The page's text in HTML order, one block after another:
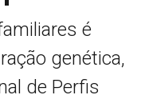
é
genética,
de Perfis